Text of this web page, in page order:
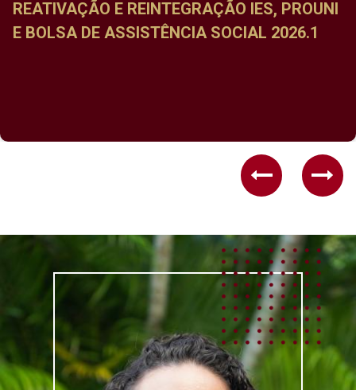
REATIVAÇÃO E REINTEGRAÇÃO IES, PROUNI
E BOLSA DE ASSISTÊNCIA SOCIAL 2026.1
Previous